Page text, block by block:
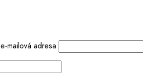
mailová adresa